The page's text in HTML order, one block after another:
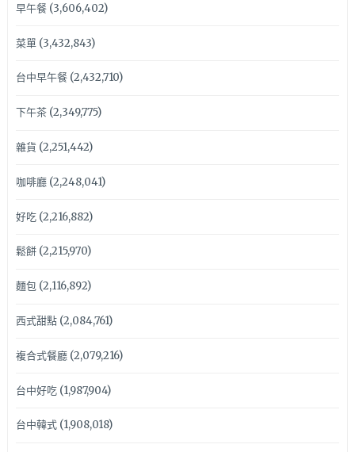
早午餐(3,606,402)
菜單(3,432,843)
台中早午餐(2,432,710)
下午茶(2,349,775)
雜貨 (2,251,442)
咖啡廳(2,248,041)
好吃(2,216,882)
鬆餅(2,215,970)
麵包(2,116,892)
西式甜點(2,084,761)
複合式餐廳(2,079,216)
台中好吃(1,987,904)
台中韓式(1,908,018)